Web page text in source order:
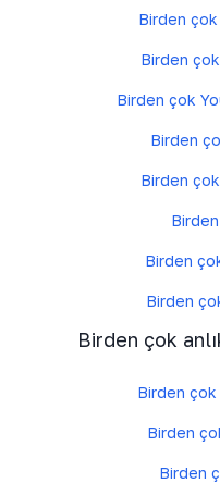
Birden
Birden
Birden çok
Birden
Birden
Birden
Birden
Birden çok
Birden çok
Birden
Birden